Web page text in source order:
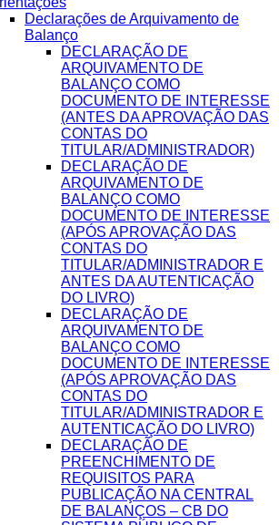
Declarações de Arquivamento de
Balanço
DECLARAÇÃO DE
ARQUIVAMENTO DE
BALANÇO COMO
DOCUMENTO DE INTERESSE
(ANTES DA APROVAÇÃO DAS
CONTAS DO
TITULAR/ADMINISTRADOR)
DECLARAÇÃO DE
ARQUIVAMENTO DE
BALANÇO COMO
DOCUMENTO DE INTERESSE
(APÓS APROVAÇÃO DAS
CONTAS DO
TITULAR/ADMINISTRADOR E
ANTES DA AUTENTICAÇÃO
DO LIVRO)
DECLARAÇÃO DE
ARQUIVAMENTO DE
BALANÇO COMO
DOCUMENTO DE INTERESSE
(APÓS APROVAÇÃO DAS
CONTAS DO
TITULAR/ADMINISTRADOR E
AUTENTICAÇÃO DO LIVRO)
DECLARAÇÃO DE
PREENCHIMENTO DE
REQUISITOS PARA
PUBLICAÇÃO NA CENTRAL
DE BALANÇOS – CB DO